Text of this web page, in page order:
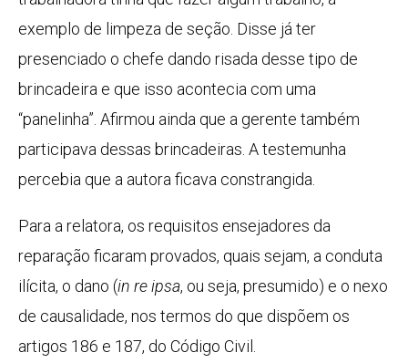
exemplo de limpeza de seção. Disse já ter
presenciado o chefe dando risada desse tipo de
brincadeira e que isso acontecia com uma
“panelinha”. Afirmou ainda que a gerente também
participava dessas brincadeiras. A testemunha
percebia que a autora ficava constrangida.
Para a relatora, os requisitos ensejadores da
reparação ficaram provados, quais sejam, a conduta
ilícita, o dano (in re ipsa, ou seja, presumido) e o nexo
de causalidade, nos termos do que dispõem os
artigos 186 e 187, do Código Civil.